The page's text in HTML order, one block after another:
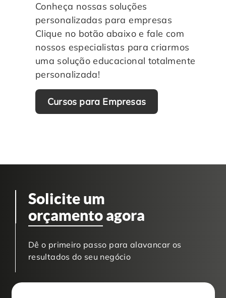
Conheça nossas soluções
personalizadas para empresas
Clique no botão abaixo e fale com
nossos especialistas para criarmos
uma solução educacional totalmente
personalizada!
Cursos para Empresas
Solicite um
orçamento agora
Dê o primeiro passo para alavancar os
resultados do seu negócio